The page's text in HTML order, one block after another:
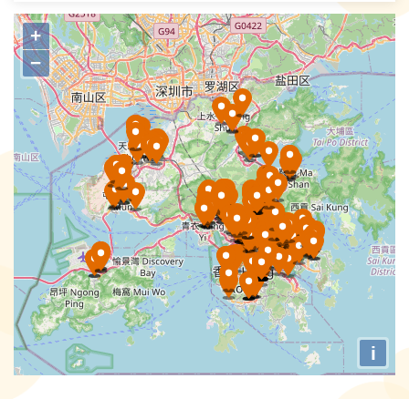
保良局何蔭棠中學
保良局余李慕芬紀念學校
保良局傲翔計劃(九龍東)
保良局傲翔計劃(新界東)
保良局傲翔計劃(新界西)
保良局傲翔計劃(港島及九龍)
保良局兒童發展中心
保良局劉陳小寶幼稚園
保良局吳多泰幼稚園
保良局唐乃勤初中書院
+
−
i